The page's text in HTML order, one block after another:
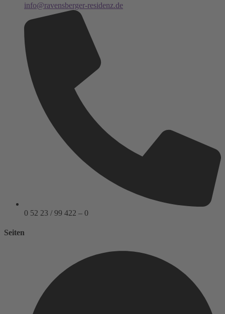
info@ravensberger-residenz.de
0 52 23 / 99 422 – 0
Seiten